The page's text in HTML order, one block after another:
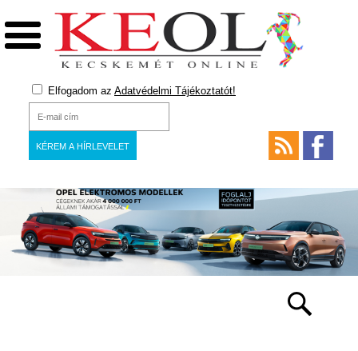
Elfogadom az Adatvédelmi Tájékoztatót!